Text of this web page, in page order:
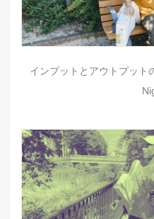
インプットとアウトプット